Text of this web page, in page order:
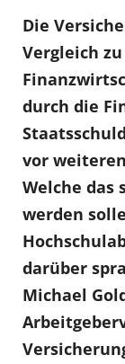
Die
Vergleich
durch die
vor
Welche das
werden
darüber
Michael